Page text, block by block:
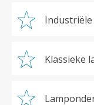
Klassieke